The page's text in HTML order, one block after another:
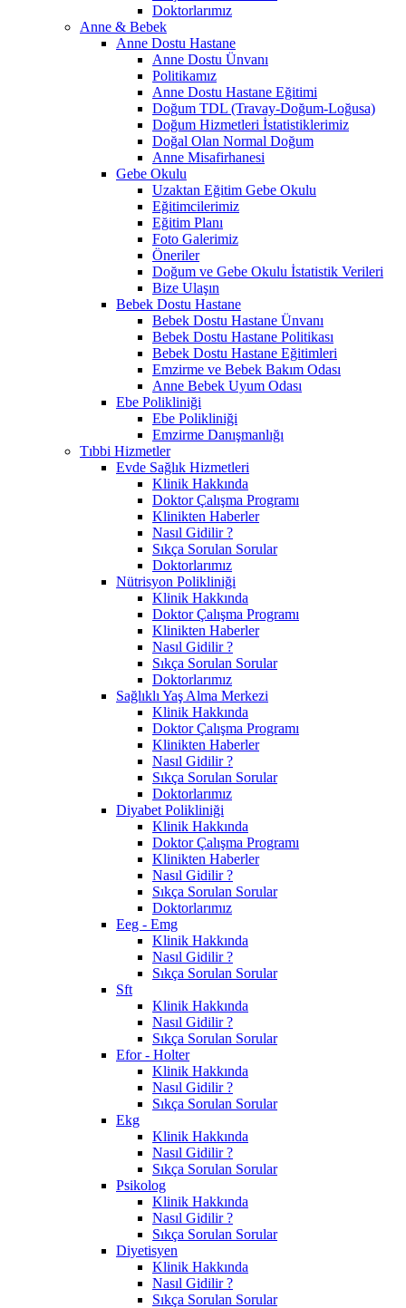
Doktorlarımız
Anne & Bebek
Anne Dostu Hastane
Anne Dostu Ünvanı
Politikamız
Anne Dostu Hastane Eğitimi
Doğum TDL (Travay-Doğum-Loğusa)
Doğum Hizmetleri İstatistiklerimiz
Doğal Olan Normal Doğum
Anne Misafirhanesi
Gebe Okulu
Uzaktan Eğitim Gebe Okulu
Eğitimcilerimiz
Eğitim Planı
Foto Galerimiz
Öneriler
Doğum ve Gebe Okulu İstatistik Verileri
Bize Ulaşın
Bebek Dostu Hastane
Bebek Dostu Hastane Ünvanı
Bebek Dostu Hastane Politikası
Bebek Dostu Hastane Eğitimleri
Emzirme ve Bebek Bakım Odası
Anne Bebek Uyum Odası
Ebe Polikliniği
Ebe Polikliniği
Emzirme Danışmanlığı
Tıbbi Hizmetler
Evde Sağlık Hizmetleri
Klinik Hakkında
Doktor Çalışma Programı
Klinikten Haberler
Nasıl Gidilir ?
Sıkça Sorulan Sorular
Doktorlarımız
Nütrisyon Polikliniği
Klinik Hakkında
Doktor Çalışma Programı
Klinikten Haberler
Nasıl Gidilir ?
Sıkça Sorulan Sorular
Doktorlarımız
Sağlıklı Yaş Alma Merkezi
Klinik Hakkında
Doktor Çalışma Programı
Klinikten Haberler
Nasıl Gidilir ?
Sıkça Sorulan Sorular
Doktorlarımız
Diyabet Polikliniği
Klinik Hakkında
Doktor Çalışma Programı
Klinikten Haberler
Nasıl Gidilir ?
Sıkça Sorulan Sorular
Doktorlarımız
Eeg - Emg
Klinik Hakkında
Nasıl Gidilir ?
Sıkça Sorulan Sorular
Sft
Klinik Hakkında
Nasıl Gidilir ?
Sıkça Sorulan Sorular
Efor - Holter
Klinik Hakkında
Nasıl Gidilir ?
Sıkça Sorulan Sorular
Ekg
Klinik Hakkında
Nasıl Gidilir ?
Sıkça Sorulan Sorular
Psikolog
Klinik Hakkında
Nasıl Gidilir ?
Sıkça Sorulan Sorular
Diyetisyen
Klinik Hakkında
Nasıl Gidilir ?
Sıkça Sorulan Sorular